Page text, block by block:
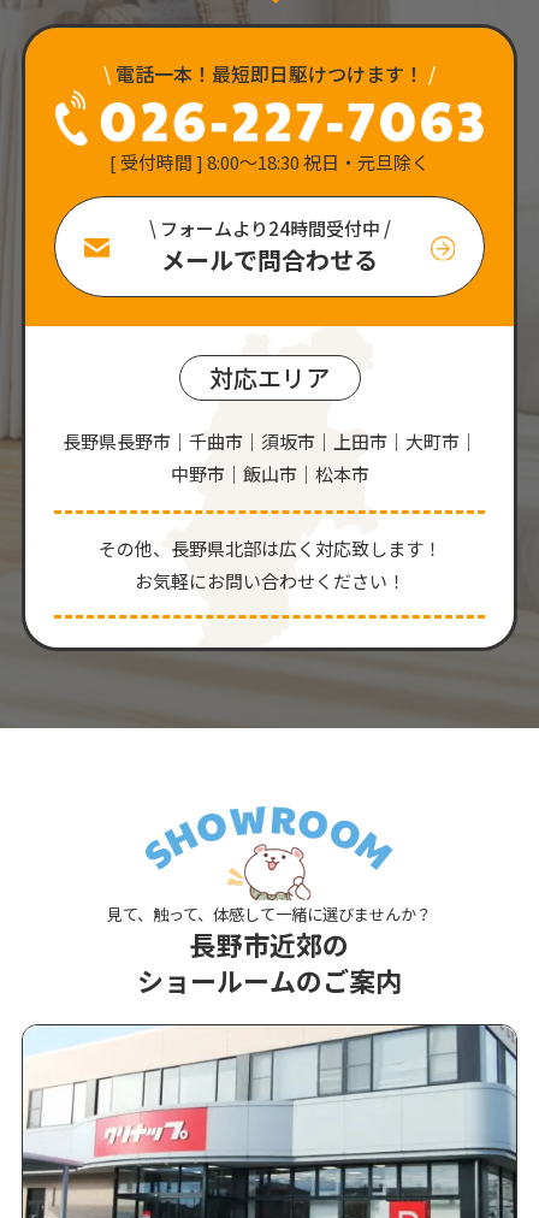
\ 電話一本！最短即日駆けつけます！ /
[ 受付時間 ] 8:00〜18:30 祝日・元旦除く
\ フォームより24時間受付中 /
メールで問合わせる
対応エリア
長野県長野市｜千曲市｜須坂市｜上田市｜大町市｜
中野市｜飯山市｜松本市
その他、⻑野県北部は広く対応致します！
お気軽にお問い合わせください！
見て、触って、体感して一緒に選びませんか？
長野市近郊の
ショールームのご案内